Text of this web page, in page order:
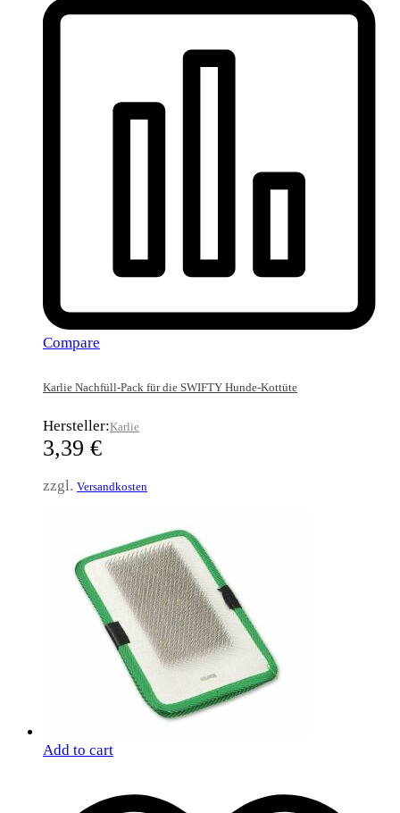
Compare
Karlie Nachfüll-Pack für die SWIFTY Hunde-Kottüte
Hersteller:Karlie
3,39 €
zzgl. Versandkosten
Add to cart